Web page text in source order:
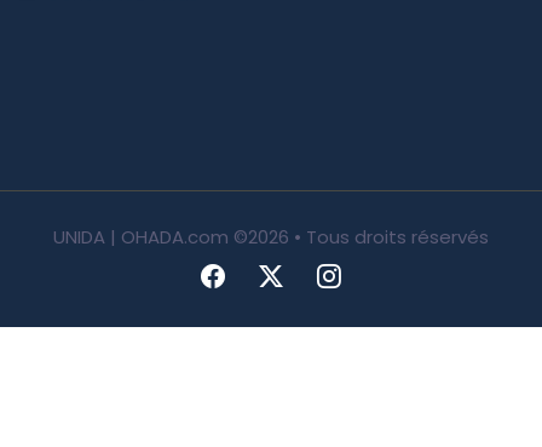
UNIDA | OHADA.com ©2026 • Tous droits réservés